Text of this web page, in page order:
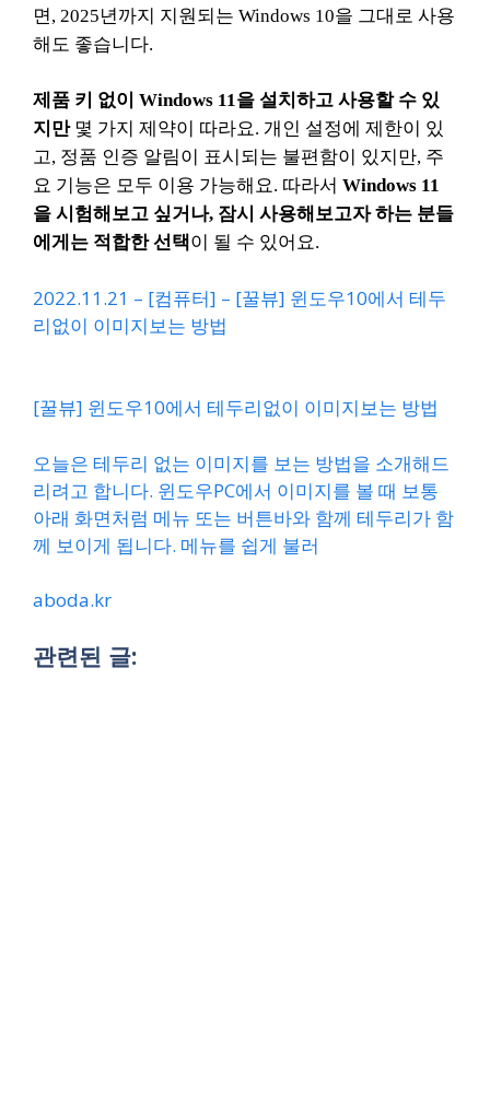
면, 2025년까지 지원되는 Windows 10을 그대로 사용
해도 좋습니다.
제품 키 없이 Windows 11을 설치하고 사용할 수 있
지만몇 가지 제약이 따라요. 개인 설정에 제한이 있
고, 정품 인증 알림이 표시되는 불편함이 있지만, 주
요 기능은 모두 이용 가능해요. 따라서 Windows 11
을 시험해보고 싶거나, 잠시 사용해보고자 하는 분들
에게는 적합한 선택이 될 수 있어요.
2022.11.21 – [컴퓨터] – [꿀뷰] 윈도우10에서 테두
리없이 이미지보는 방법
[꿀뷰] 윈도우10에서 테두리없이 이미지보는 방법
오늘은 테두리 없는 이미지를 보는 방법을 소개해드
리려고 합니다. 윈도우PC에서 이미지를 볼 때 보통
아래 화면처럼 메뉴 또는 버튼바와 함께 테두리가 함
께 보이게 됩니다. 메뉴를 쉽게 불러
aboda.kr
관련된 글: